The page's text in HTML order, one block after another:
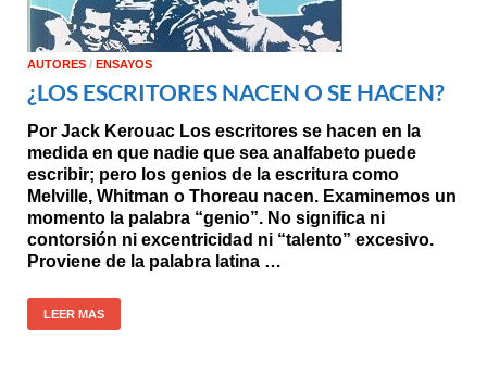
AUTORES / ENSAYOS
¿LOS ESCRITORES NACEN O SE HACEN?
Por Jack Kerouac Los escritores se hacen en la
medida en que nadie que sea analfabeto puede
escribir; pero los genios de la escritura como
Melville, Whitman o Thoreau nacen. Examinemos un
momento la palabra “genio”. No significa ni
contorsión ni excentricidad ni “talento” excesivo.
Proviene de la palabra latina …
LEER MAS